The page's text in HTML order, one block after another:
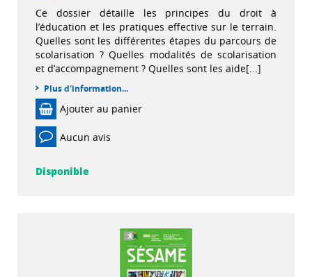
Ce dossier détaille les principes du droit à
l’éducation et les pratiques effective sur le terrain.
Quelles sont les différentes étapes du parcours de
scolarisation ? Quelles modalités de scolarisation
et d’accompagnement ? Quelles sont les aide[...]
Plus d'information...
Ajouter au panier
Aucun avis
Disponible